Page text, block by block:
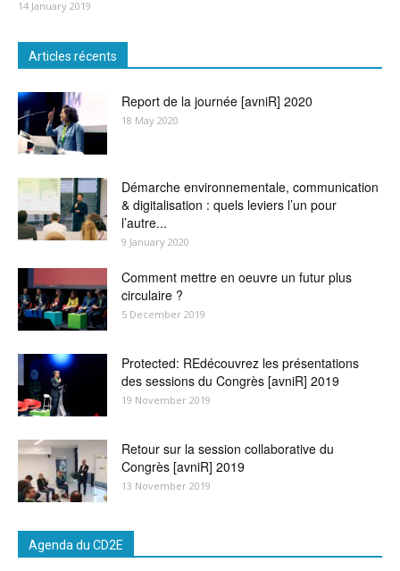
14 January 2019
Articles récents
Report de la journée [avniR] 2020
18 May 2020
Démarche environnementale, communication
& digitalisation : quels leviers l’un pour
l’autre...
9 January 2020
Comment mettre en oeuvre un futur plus
circulaire ?
5 December 2019
Protected: REdécouvrez les présentations
des sessions du Congrès [avniR] 2019
19 November 2019
Retour sur la session collaborative du
Congrès [avniR] 2019
13 November 2019
Agenda du CD2E